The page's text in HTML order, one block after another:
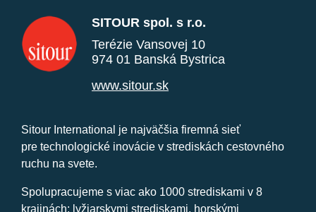
SITOUR spol. s r.o.
Terézie Vansovej 10
974 01 Banská Bystrica
www.sitour.sk
Sitour International je najväčšia firemná sieť
pre technologické inovácie v strediskách cestovného
ruchu na svete.
Spolupracujeme s viac ako 1000 strediskami v 8
krajinách: lyžiarskymi strediskami, horskými